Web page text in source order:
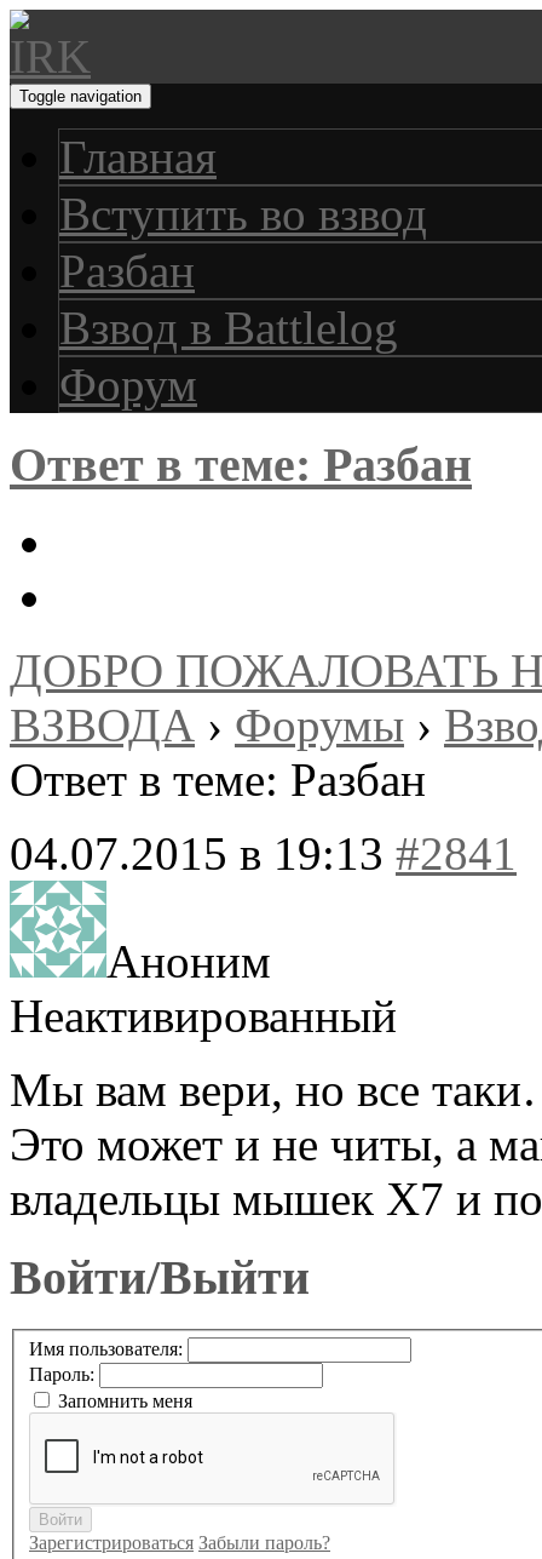
Toggle navigation
Главная
Вступить во взвод
Разбан
Взвод в Battlelog
Форум
Ответ в теме: Разбан
ДОБРО ПОЖАЛОВАТЬ
ВЗВОДА › Форумы ›
Ответ в теме: Разбан
04.07.2015 в 19:13 #2841
Аноним
Неактивированный
Мы вам вери, но все
Это может и не читы, а
владельцы мышек X7 и
Войти/Выйти
Имя пользователя:
Пароль:
Запомнить меня
Войти
Зарегистрироваться Забыли пароль?